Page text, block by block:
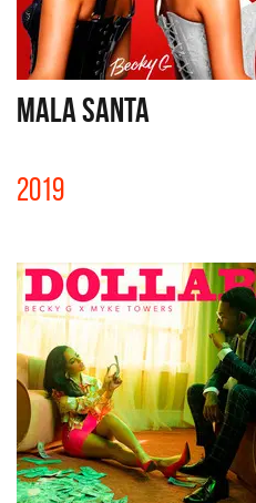
MALA SANTA
2019